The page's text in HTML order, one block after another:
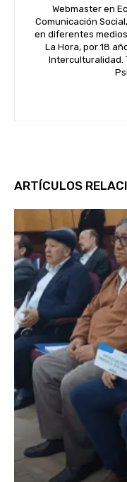
Webmaster en
Comunicación
en diferentes
La Hora, por 18
Interculturalidad.
ARTÍCULOS